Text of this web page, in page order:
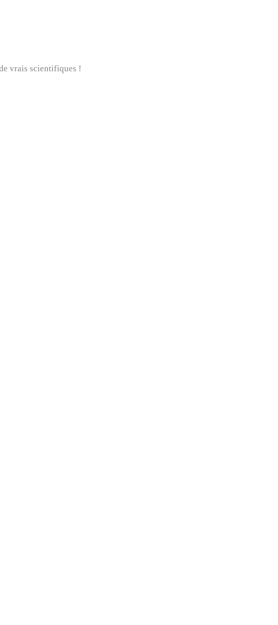
vrais scientifiques !